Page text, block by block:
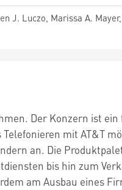
J. Luczo, Marissa A.
Der Konzern ist
mit AT&T
an. Die
bis hin zum
am Ausbau eines